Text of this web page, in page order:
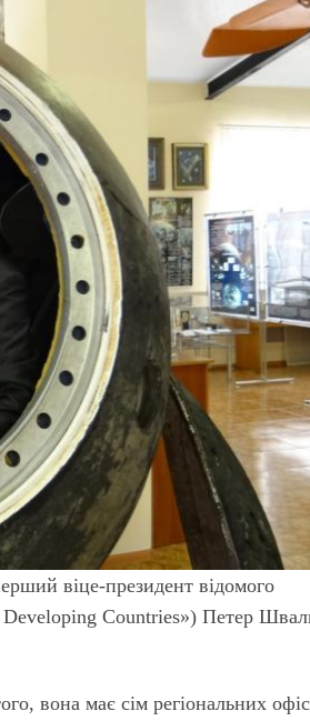
віце-президент відомого
Developing Countries») Петер
вона має сім регіональних